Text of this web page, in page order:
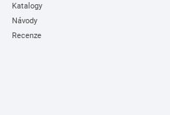
Katalogy
Návody
Recenze